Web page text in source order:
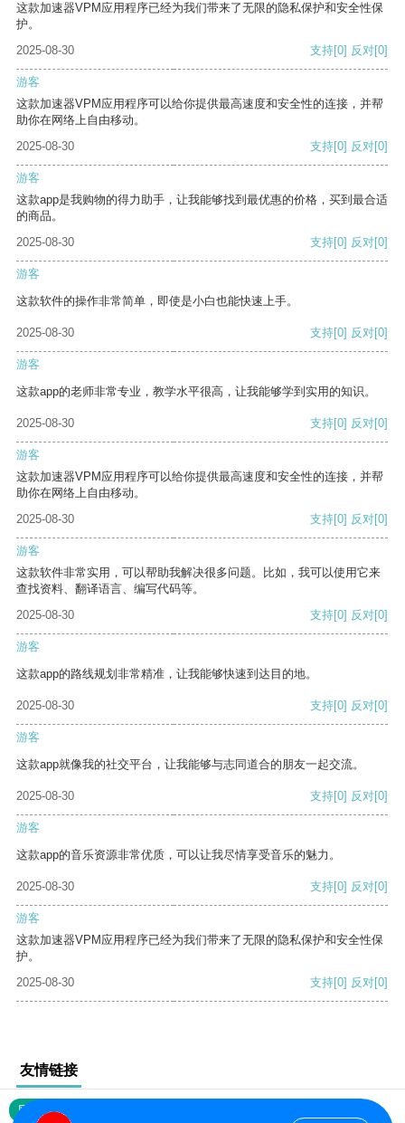
这款加速器VPM应用程序已经为我们带来了无限的隐私保护和安全性保
护。
2025-08-30
支持[0] 反对[0]
游客
这款加速器VPM应用程序可以给你提供最高速度和安全性的连接，并帮
助你在网络上自由移动。
2025-08-30
支持[0] 反对[0]
游客
这款app是我购物的得力助手，让我能够找到最优惠的价格，买到最合适
的商品。
2025-08-30
支持[0] 反对[0]
游客
这款软件的操作非常简单，即使是小白也能快速上手。
2025-08-30 支持[0] 反对[0]
游客
这款app的老师非常专业，教学水平很高，让我能够学到实用的知识。
2025-08-30 支持[0] 反对[0]
游客
这款加速器VPM应用程序可以给你提供最高速度和安全性的连接，并帮
助你在网络上自由移动。
2025-08-30
支持[0] 反对[0]
游客
这款软件非常实用，可以帮助我解决很多问题。比如，我可以使用它来
查找资料、翻译语言、编写代码等。
2025-08-30
支持[0] 反对[0]
游客
这款app的路线规划非常精准，让我能够快速到达目的地。
2025-08-30 支持[0] 反对[0]
游客
这款app就像我的社交平台，让我能够与志同道合的朋友一起交流。
2025-08-30 支持[0] 反对[0]
游客
这款app的音乐资源非常优质，可以让我尽情享受音乐的魅力。
2025-08-30 支持[0] 反对[0]
游客
这款加速器VPM应用程序已经为我们带来了无限的隐私保护和安全性保
护。
2025-08-30
支持[0] 反对[0]
友情链接
网站地图